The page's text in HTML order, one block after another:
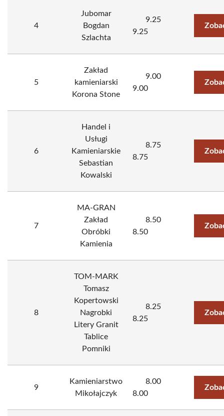
4
Jubomar
Bogdan
Szlachta
9.25
9.25
5
Zakład
kamieniarski
Korona Stone
9.00
9.00
6
Handel i
Usługi
Kamieniarskie
Sebastian
Kowalski
8.75
8.75
7
MA-GRAN
Zakład
Obróbki
Kamienia
8.50
8.50
8
TOM-MARK
Tomasz
Kopertowski
Nagrobki
Litery Granit
Tablice
Pomniki
8.25
8.25
9
Kamieniarstwo
Mikołajczyk
8.00
8.00